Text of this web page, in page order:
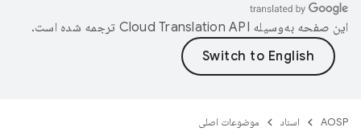
این صفحه به‌وسیله ترجمه شده است.
AOSP اسناد موضوعات اصلی